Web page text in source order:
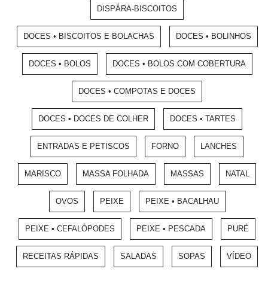
DISPÁRA-BISCOITOS
DOCES • BISCOITOS E BOLACHAS DOCES • BOLINHOS
DOCES • BOLOS DOCES • BOLOS COM COBERTURA
DOCES • COMPOTAS E DOCES
DOCES • DOCES DE COLHER DOCES • TARTES
ENTRADAS E PETISCOS FORNO LANCHES
MARISCO MASSA FOLHADA MASSAS NATAL
OVOS PEIXE PEIXE • BACALHAU
PEIXE • CEFALÓPODES PEIXE • PESCADA PURÉ
RECEITAS RÁPIDAS SALADAS SOPAS VÍDEO